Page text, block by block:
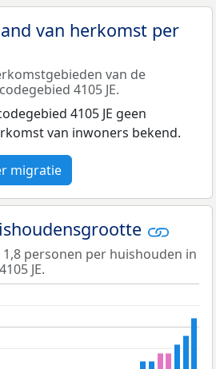
van herkomst per
van de
4105 JE.
4105 JE geen
van inwoners bekend.
migratie
personen per huishouden in
JE.